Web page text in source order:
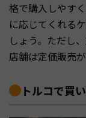
格で購入しやす
に応じてくれる
しょう。ただし
店舗は定価販売が
トルコで買